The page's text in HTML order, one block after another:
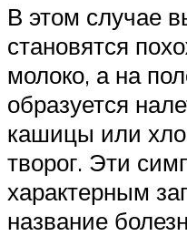
В этом случае
становятся
молоко, а на
образуется
кашицы или
творог. Эти
характерным
название